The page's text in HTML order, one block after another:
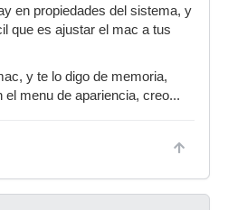
en propiedades del sistema, y
que es ajustar el mac a tus
y te lo digo de memoria,
el menu de apariencia, creo...